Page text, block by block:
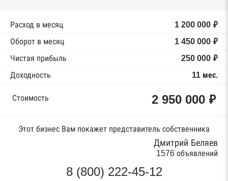
Расход в месяц
1 200 000 ₽
Оборот в месяц
1 450 000 ₽
Чистая прибыль
250 000 ₽
Доходность
11 мес.
Стоимость 2 950 000 ₽
Этот бизнес Вам покажет представитель собственника
Дмитрий Беляев
1576 объявлений
8 (800) 222-45-12